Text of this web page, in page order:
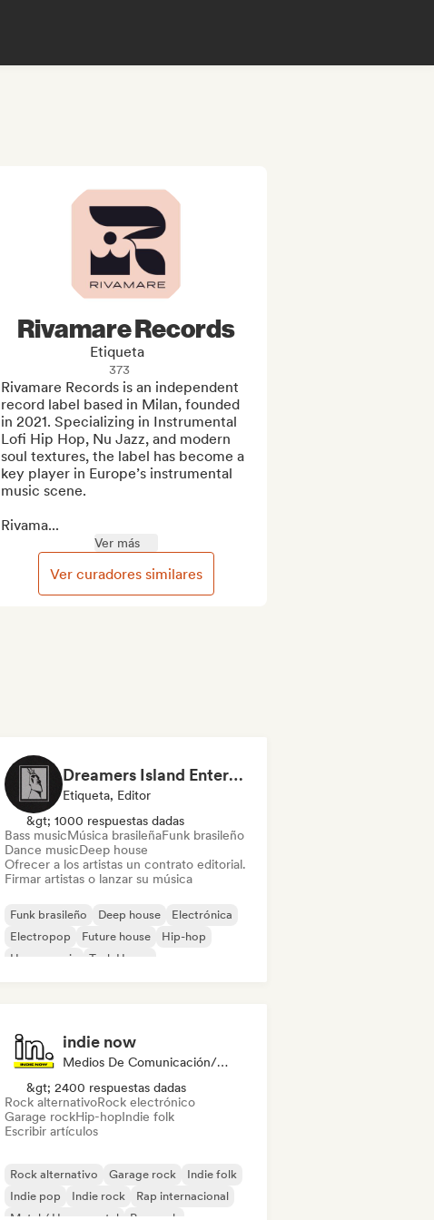
Rivamare Records
Etiqueta
373
Rivamare Records is an independent
record label based in Milan, founded
in 2021. Specializing in Instrumental
Lofi Hip Hop, Nu Jazz, and modern
soul textures, the label has become a
key player in Europe’s instrumental
music scene.
Rivama...
Ver más
Ver curadores similares
Dreamers Island Entertainment
Etiqueta, Editor
&gt; 1000 respuestas dadas
Bass musicMúsica brasileñaFunk brasileño
Dance musicDeep house
Ofrecer a los artistas un contrato editorial.
Firmar artistas o lanzar su música
Funk brasileño Deep house
Electrónica
Electropop
Future house
Hip-hop
House music
Tech House
indie now
Medios De Comunicación/Periodista
&gt; 2400 respuestas dadas
Rock alternativoRock electrónico
Garage rockHip-hopIndie folk
Escribir artículos
Rock alternativo Garage rock
Indie folk
Indie pop
Indie rock
Rap internacional